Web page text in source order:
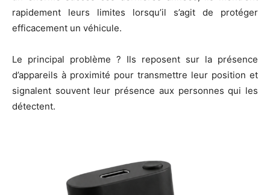
rapidement leurs limites lorsqu’il s’agit de protéger
efficacement un véhicule.
Le principal problème ? Ils reposent sur la présence
d’appareils à proximité pour transmettre leur position et
signalent souvent leur présence aux personnes qui les
détectent.